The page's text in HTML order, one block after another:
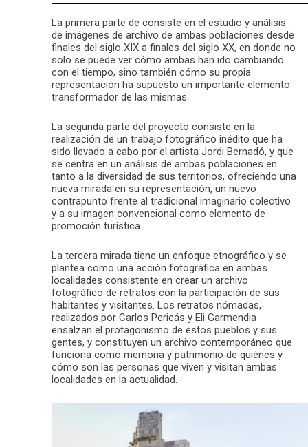
La primera parte de consiste en el estudio y análisis
de imágenes de archivo de ambas poblaciones desde
finales del siglo XIX a finales del siglo XX, en donde no
solo se puede ver cómo ambas han ido cambiando
con el tiempo, sino también cómo su propia
representación ha supuesto un importante elemento
transformador de las mismas.
La segunda parte del proyecto consiste en la
realización de un trabajo fotográfico inédito que ha
sido llevado a cabo por el artista Jordi Bernadó, y que
se centra en un análisis de ambas poblaciones en
tanto a la diversidad de sus territorios, ofreciendo una
nueva mirada en su representación, un nuevo
contrapunto frente al tradicional imaginario colectivo
y a su imagen convencional como elemento de
promoción turística.
La tercera mirada tiene un enfoque etnográfico y se
plantea como una acción fotográfica en ambas
localidades consistente en crear un archivo
fotográfico de retratos con la participación de sus
habitantes y visitantes. Los retratos nómadas,
realizados por Carlos Pericás y Eli Garmendia
ensalzan el protagonismo de estos pueblos y sus
gentes, y constituyen un archivo contemporáneo que
funciona como memoria y patrimonio de quiénes y
cómo son las personas que viven y visitan ambas
localidades en la actualidad.